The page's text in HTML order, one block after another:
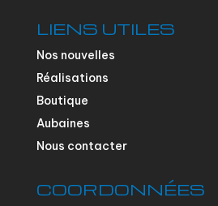
LIENS UTILES
Nos nouvelles
Réalisations
Boutique
Aubaines
Nous contacter
COORDONNÉES